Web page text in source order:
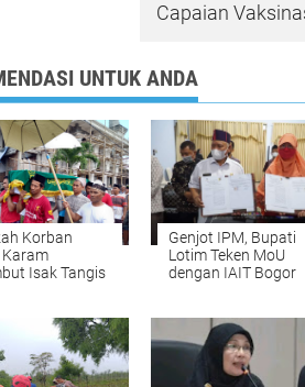
Capaian
UNTUK ANDA
Korban
Karam
Isak Tangis
Genjot IPM, Bupati
Lotim Teken MoU
dengan IAIT Bogor